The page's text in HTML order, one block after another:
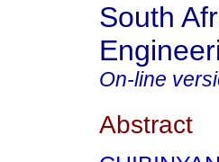
South
On-line
Abstract